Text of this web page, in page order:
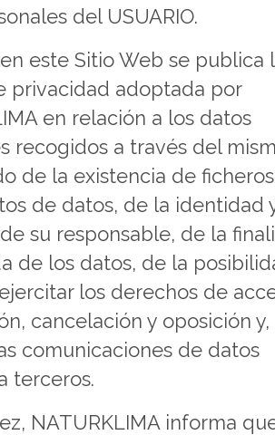
del USUARIO.
este Sitio Web se publica
privacidad adoptada por
en relación a los datos
recogidos a través del
de la existencia de
de datos, de la identidad
su responsable, de la
de los datos, de la
los derechos de
cancelación y oposición y,
comunicaciones de datos
terceros.
NATURKLIMA informa